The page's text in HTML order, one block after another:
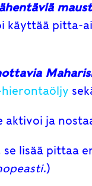
käyttää pitta-
aktivoi ja
se lisää pittaa
)